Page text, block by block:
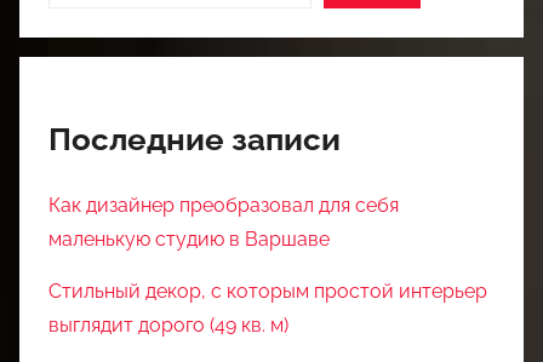
Последние записи
Как дизайнер преобразовал для себя
маленькую студию в Варшаве
Стильный декор, с которым простой интерьер
выглядит дорого (49 кв. м)